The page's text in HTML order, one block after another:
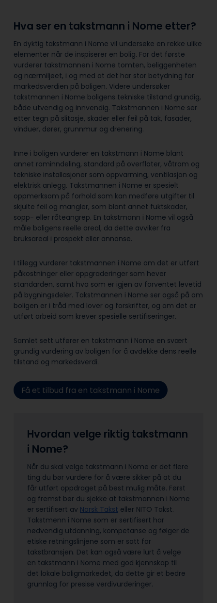
Hva ser en takstmann i Nome etter?
En dyktig takstmann i Nome vil undersøke en rekke ulike
elementer når de inspiserer en bolig. For det første
vurderer takstmannen i Nome tomten, beliggenheten
og nærmiljøet, i og med at det har stor betydning for
markedsverdien på boligen. Videre undersøker
takstmannen i Nome boligens tekniske tilstand grundig,
både utvendig og innvendig. Takstmannen i Nome ser
etter tegn på slitasje, skader eller feil på tak, fasader,
vinduer, dører, grunnmur og drenering.
Inne i boligen vurderer en takstmann i Nome blant
annet rominndeling, standard på overflater, våtrom og
tekniske installasjoner som oppvarming, ventilasjon og
elektrisk anlegg. Takstmannen i Nome er spesielt
oppmerksom på forhold som kan medføre utgifter til
skjulte feil og mangler, som blant annet fuktskader,
sopp- eller råteangrep. En takstmann i Nome vil også
måle boligens reelle areal, da dette avviker fra
bruksareal i prospekt eller annonse.
I tillegg vurderer takstmannen i Nome om det er utført
påkostninger eller oppgraderinger som hever
standarden, samt hva som er igjen av forventet levetid
på bygningsdeler. Takstmannen i Nome ser også på om
boligen er i tråd med lover og forskrifter, og om det er
utført arbeid som krever spesielle sertifiseringer.
Samlet sett utfører en takstmann i Nome en svært
grundig vurdering av boligen for å avdekke dens reelle
tilstand og markedsverdi.
Få et tilbud fra en takstmann i Nome
Hvordan velge riktig takstmann
i Nome?
Når du skal velge takstmann i Nome er det flere
ting du bør vurdere for å være sikker på at du
får utført oppdraget på best mulig måte. Først
og fremst bør du sjekke at takstmannen i Nome
er sertifisert av Norsk Takst eller NITO Takst.
Takstmenn i Nome som er sertifisert har
nødvendig utdanning, kompetanse og følger de
etiske retningslinjene som er satt for
takstbransjen. Det kan også være lurt å velge
en takstmann i Nome med god kjennskap til
det lokale boligmarkedet, da dette gir et bedre
grunnlag for presise verdivurderinger.